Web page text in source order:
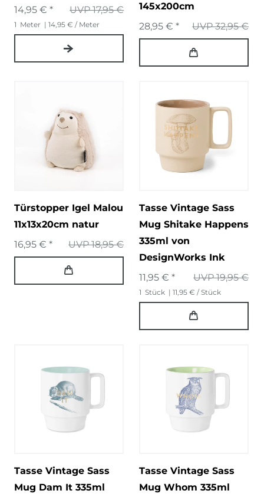
UVP 17,95 €
14,95 € *
1 Meter | 14,95 € / Meter
145x200cm
UVP 32,95 €
28,95 € *
Türstopper Igel Malou
11x13x20cm natur
UVP 18,95 €
16,95 € *
Tasse Vintage Sass
Mug Shitake Happens
335ml von
DesignWorks Ink
UVP 19,95 €
11,95 € *
1 Stück | 11,95 € / Stück
Tasse Vintage Sass
Mug Dam It 335ml
Tasse Vintage Sass
Mug Whom 335ml